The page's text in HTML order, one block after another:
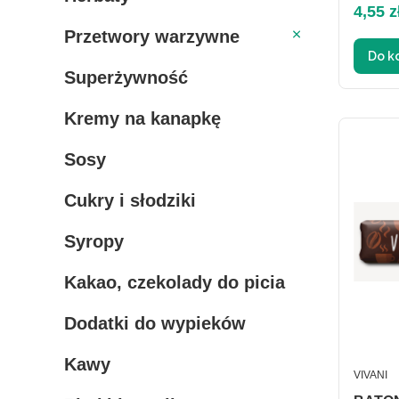
Przetwory warzywne Przetwory warzywne
Superżywność
Kremy na kanapkę
Sosy
Cukry i słodziki
Syropy
Kakao, czekolady do picia
Dodatki do wypieków
Kawy
Cena
4,55
Do
VIVANI